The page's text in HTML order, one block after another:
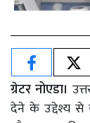
ग्रेटर नोएडा।
देने के उद्देश्य से